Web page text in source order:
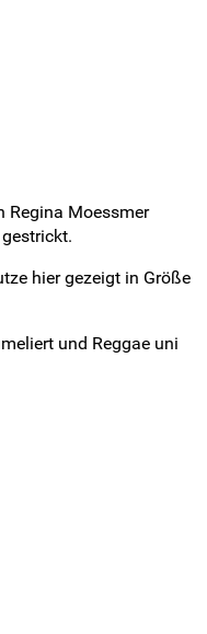
Regina Moessmer
hier gezeigt in Größe
und Reggae uni